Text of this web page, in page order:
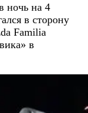
ночь на 4
в сторону
Familia
в